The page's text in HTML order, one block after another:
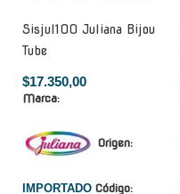
Sisjul100 Juliana Bijou
Tube
$17.350,00
Marca:
Origen:
IMPORTADO Código: